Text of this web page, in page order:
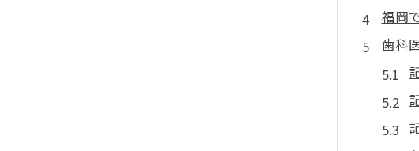
福岡
歯科